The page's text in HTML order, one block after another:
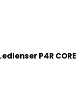
P4R CORE